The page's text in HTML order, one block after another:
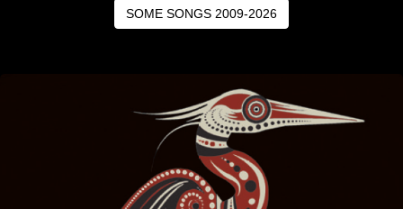
SOME SONGS 2009-2026